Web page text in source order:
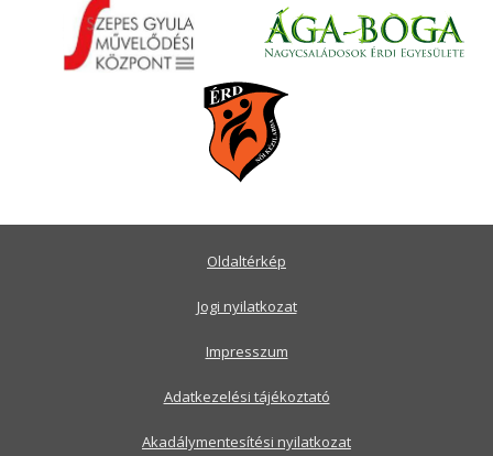
Oldaltérkép
Jogi nyilatkozat
Impresszum
Adatkezelési tájékoztató
Akadálymentesítési nyilatkozat